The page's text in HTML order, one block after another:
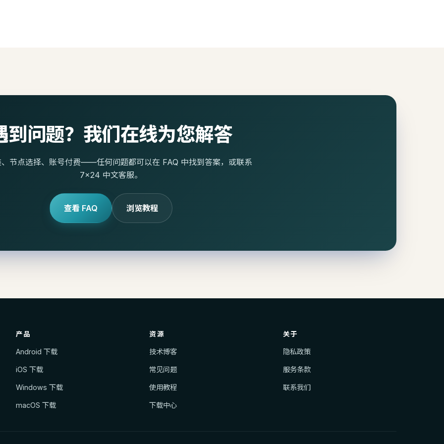
到问题？我们在线为您解答
节点选择、账号付费——任何问题都可以在 FAQ 中找到答案，或联系
7×24 中文客服。
查看 FAQ 浏览教程
产品
Android 下载
iOS 下载
Windows 下载
macOS 下载
资源
技术博客
常见问题
使用教程
下载中心
关于
隐私政策
服务条款
联系我们